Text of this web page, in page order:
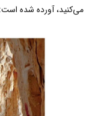
می‌کنید، آورده شده است: